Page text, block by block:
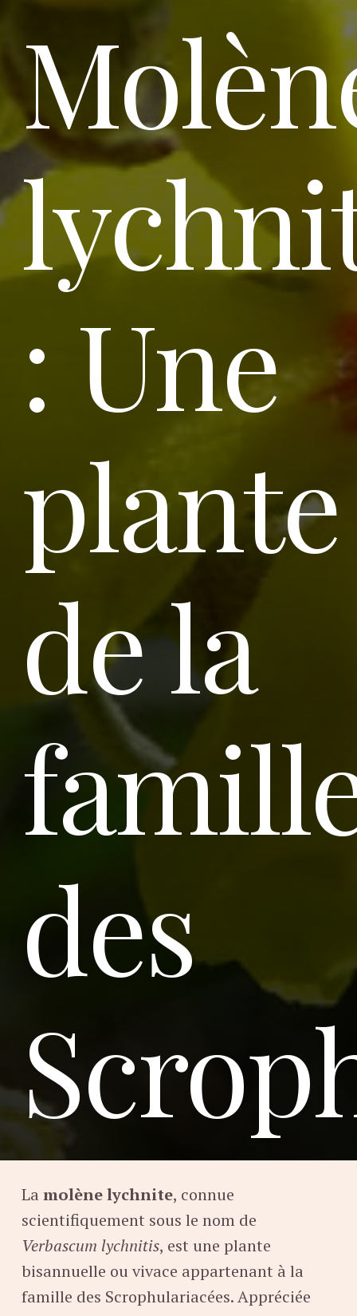
: Une
plante
de la
des
La molène lychnite, connue
scientifiquement sous le nom de
Verbascum lychnitis, est une plante
bisannuelle ou vivace appartenant à la
famille des Scrophulariacées. Appréciée